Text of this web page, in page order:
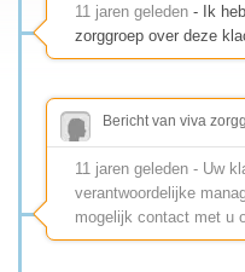
11 jaren geleden - Ik
zorggroep over deze
Bericht van viva
11 jaren geleden - Uw
verantwoordelijke
mogelijk contact met u